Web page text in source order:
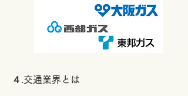
４.交通業界とは